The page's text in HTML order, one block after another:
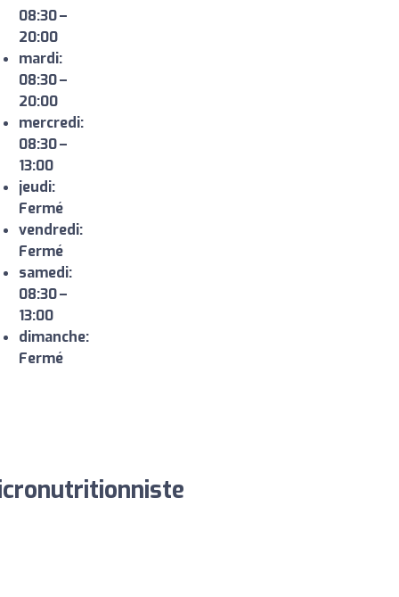
08:30 –
20:00
mardi:
08:30 –
20:00
mercredi:
08:30 –
13:00
jeudi:
Fermé
vendredi:
Fermé
samedi:
08:30 –
13:00
dimanche:
Fermé